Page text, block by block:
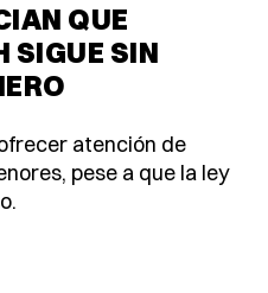
QUE
SIGUE SIN
atención de
pese a que la ley